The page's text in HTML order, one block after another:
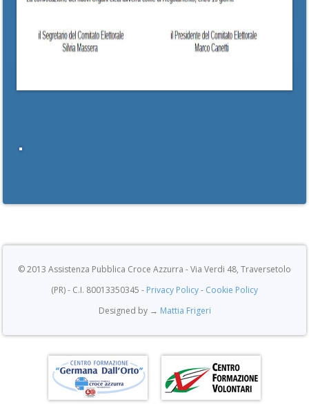
© 2013 Assistenza Pubblica Croce Azzurra - Via Verdi 48, Traversetolo
(PR) - C.I. 80013350345 - Privacy Policy- Cookie Policy
Designed by → Mattia Frigeri